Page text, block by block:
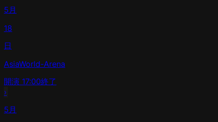
5月
18
日
AsiaWorld-Arena
開演 17:00終了
›
5月